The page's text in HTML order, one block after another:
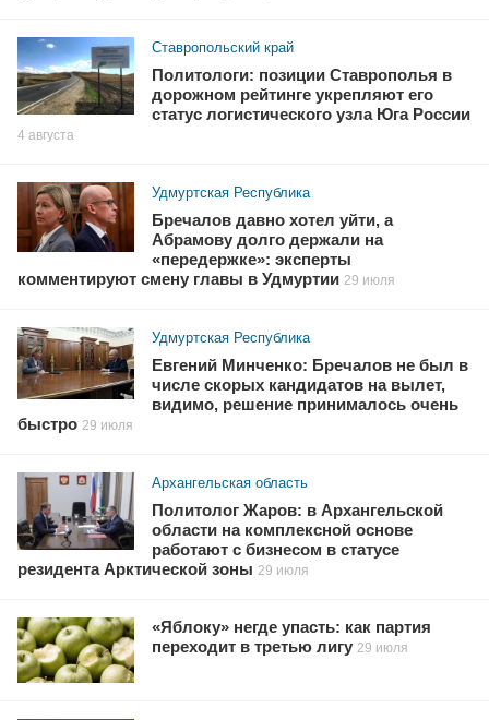
Ставропольский край
Политологи: позиции Ставрополья в
дорожном рейтинге укрепляют его
статус логистического узла Юга России
4 августа
Удмуртская Республика
Бречалов давно хотел уйти, а
Абрамову долго держали на
«передержке»: эксперты
комментируют смену главы в Удмуртии 29 июля
Удмуртская Республика
Евгений Минченко: Бречалов не был в
числе скорых кандидатов на вылет,
видимо, решение принималось очень
быстро 29 июля
Архангельская область
Политолог Жаров: в Архангельской
области на комплексной основе
работают с бизнесом в статусе
резидента Арктической зоны 29 июля
«Яблоку» негде упасть: как партия
переходит в третью лигу 29 июля